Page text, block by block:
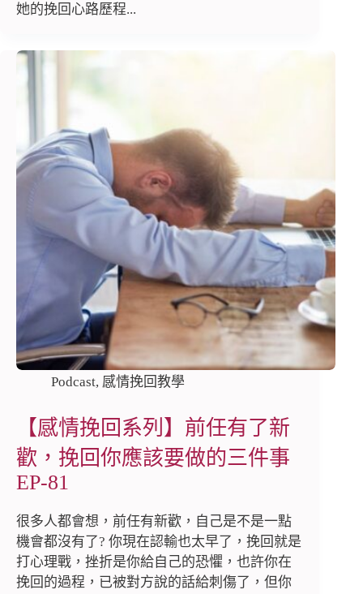
她的挽回心路歷程...
Podcast, 感情挽回教學
【感情挽回系列】前任有了新
歡，挽回你應該要做的三件事
EP-81
很多人都會想，前任有新歡，自己是不是一點
機會都沒有了? 你現在認輸也太早了，挽回就是
打心理戰，挫折是你給自己的恐懼，也許你在
挽回的過程，已被對方說的話給刺傷了，但你